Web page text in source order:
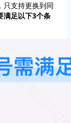
只支持更换到同
满足以下3个条